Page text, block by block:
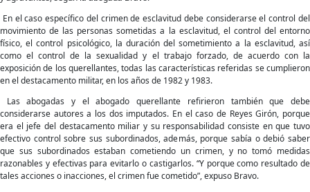
En el caso específico del crimen de esclavitud debe considerarse el control del
movimiento de las personas sometidas a la esclavitud, el control del entorno
físico, el control psicológico, la duración del sometimiento a la esclavitud, así
como el control de la sexualidad y el trabajo forzado, de acuerdo con la
exposición de los querellantes, todas las características referidas se cumplieron
en el destacamento militar, en los años de 1982 y 1983.
Las abogadas y el abogado querellante refirieron también que debe
considerarse autores a los dos imputados. En el caso de Reyes Girón, porque
era el jefe del destacamento miliar y su responsabilidad consiste en que tuvo
efectivo control sobre sus subordinados, además, porque sabía o debió saber
que sus subordinados estaban cometiendo un crimen, y no tomó medidas
razonables y efectivas para evitarlo o castigarlos. “Y porque como resultado de
tales acciones o inacciones, el crimen fue cometido”, expuso Bravo.